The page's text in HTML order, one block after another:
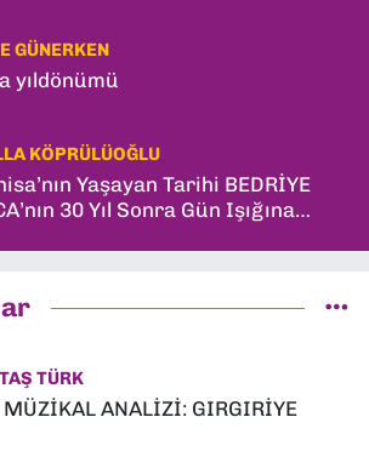
GÜNERKEN
yıldönümü
KÖPRÜLÜOĞLU
Yaşayan Tarihi BEDRİYE
30 Yıl Sonra Gün Işığına
TÜRK
MÜZİKAL ANALİZİ: GIRGIRİYE